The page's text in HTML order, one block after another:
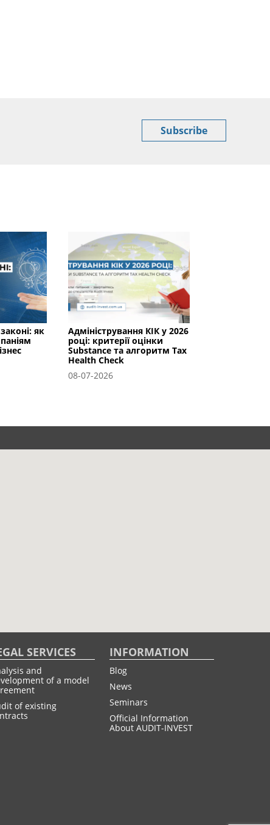
Subscribe
як
Адміністрування КІК у 2026
році: критерії оцінки
Substance та алгоритм Tax
Health Check
08-07-2026
SERVICES
and
of a model
of existing
INFORMATION
Blog
News
Seminars
Official Information
About AUDIT-INVEST